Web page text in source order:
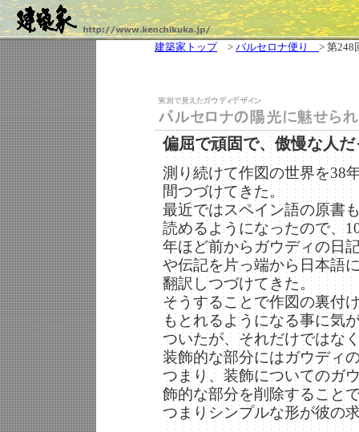
建築家トップ> バルセロナ便り > 第248
偏屈で頑固で、傲慢な人
測り続けて作図の世界を38
間つづけてきた。
最近ではスペイン語の原書
読めるようになったので、
年ほど前からガウディの日
や伝記を片っ端から日本語
翻訳しつづけてきた。
そうすることで作図の裏付
もとれるようになる事に気
ついたが、それだけではな
装飾的な部分にはガウディ
つまり、装飾についてのガ
飾的な部分を削除すること
つまりシンプルな形が彼の